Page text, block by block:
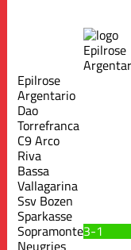
Epilrose
Argentario
Dao
Torrefranca
C9 Arco
Riva
Bassa
Vallagarina
Ssv Bozen
Sparkasse
Sopramonte3-1
Neugries